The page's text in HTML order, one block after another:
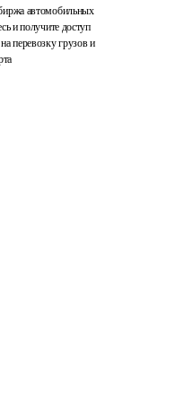
автомобильных
и получите доступ
перевозку грузов и